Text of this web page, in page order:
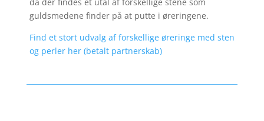
da der findes et utal af forskellige stene som
guldsmedene finder på at putte i øreringene.
Find et stort udvalg af forskellige øreringe med sten
og perler her (betalt partnerskab)